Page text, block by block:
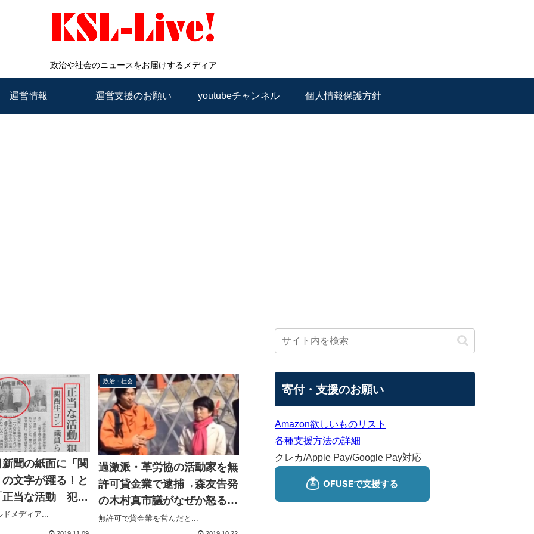
政治や社会のニュースをお届けするメディア
運営情報 運営支援のお願い youtubeチャンネル 個人情報保護方針
聞の紙面に「関
文字が躍る！と
正当な活動 犯罪
護していた
ドメディア...
政治・社会
過激派・革労協の活動家を無
許可貸金業で逮捕→森友告発
の木村真市議がなぜか怒る
「法治国家ちゃうね、ほんま
無許可で貸金業を営んだと...
寄付・支援のお願い
Amazon欲しいものリスト
各種支援方法の詳細
クレカ/Apple Pay/Google Pay対応